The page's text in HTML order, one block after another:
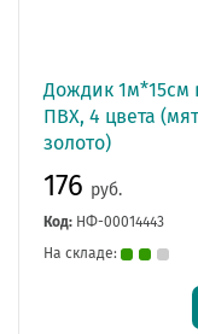
Дождик 1м*15см
ПВХ, 4 цвета
золото)
176 руб.
Код: НФ-00014443
На складе: